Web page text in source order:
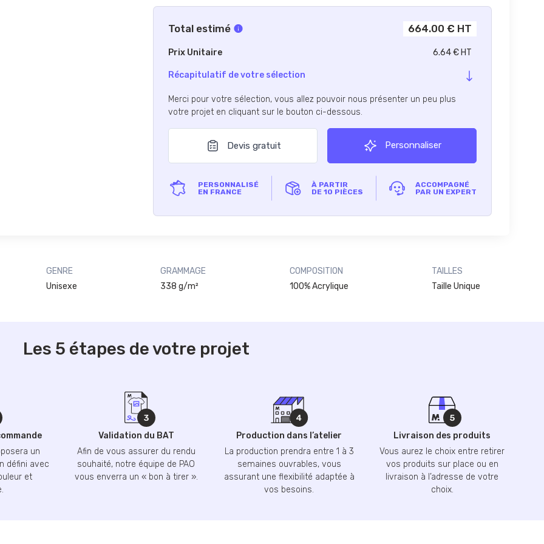
Total estimé 664.00 € HT
Prix Unitaire 6.64 € HT
Récapitulatif de votre sélection
Merci pour votre sélection, vous allez pouvoir nous présenter un peu plus
votre projet en cliquant sur le bouton ci-dessous.
Devis gratuit Personnaliser
PERSONNALISÉ
EN FRANCE
À PARTIR
DE 10 PIÈCES
ACCOMPAGNÉ
PAR UN EXPERT
GENRE
Unisexe
GRAMMAGE
338 g/m²
COMPOSITION
100% Acrylique
TAILLES
Taille Unique
Les 5 étapes de votre projet
un
défini avec
et
Validation du BAT
Afin de vous assurer du rendu
souhaité, notre équipe de PAO
vous enverra un « bon à tirer ».
Production dans l’atelier
La production prendra entre 1 à 3
semaines ouvrables, vous
assurant une flexibilité adaptée à
vos besoins.
Livraison des produits
Vous aurez le choix entre retirer
vos produits sur place ou en
livraison à l’adresse de votre
choix.